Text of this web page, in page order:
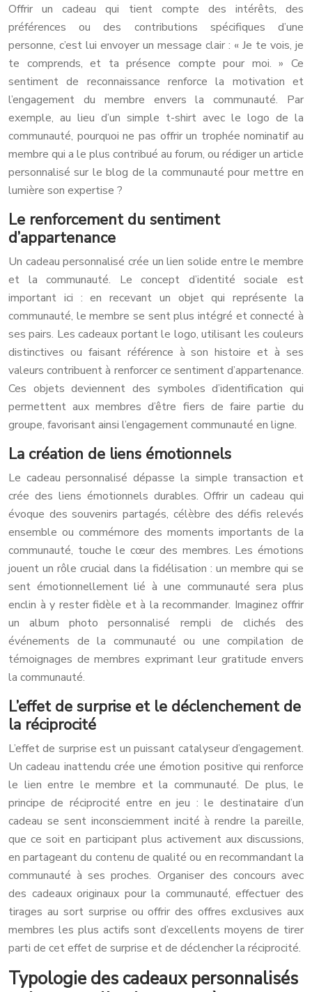
Offrir un cadeau qui tient compte des intérêts, des
préférences ou des contributions spécifiques d’une
personne, c’est lui envoyer un message clair : « Je te vois, je
te comprends, et ta présence compte pour moi. » Ce
sentiment de reconnaissance renforce la motivation et
l’engagement du membre envers la communauté. Par
exemple, au lieu d’un simple t-shirt avec le logo de la
communauté, pourquoi ne pas offrir un trophée nominatif au
membre qui a le plus contribué au forum, ou rédiger un article
personnalisé sur le blog de la communauté pour mettre en
lumière son expertise ?
Le renforcement du sentiment
d’appartenance
Un cadeau personnalisé crée un lien solide entre le membre
et la communauté. Le concept d’identité sociale est
important ici : en recevant un objet qui représente la
communauté, le membre se sent plus intégré et connecté à
ses pairs. Les cadeaux portant le logo, utilisant les couleurs
distinctives ou faisant référence à son histoire et à ses
valeurs contribuent à renforcer ce sentiment d’appartenance.
Ces objets deviennent des symboles d’identification qui
permettent aux membres d’être fiers de faire partie du
groupe, favorisant ainsi l’engagement communauté en ligne.
La création de liens émotionnels
Le cadeau personnalisé dépasse la simple transaction et
crée des liens émotionnels durables. Offrir un cadeau qui
évoque des souvenirs partagés, célèbre des défis relevés
ensemble ou commémore des moments importants de la
communauté, touche le cœur des membres. Les émotions
jouent un rôle crucial dans la fidélisation : un membre qui se
sent émotionnellement lié à une communauté sera plus
enclin à y rester fidèle et à la recommander. Imaginez offrir
un album photo personnalisé rempli de clichés des
événements de la communauté ou une compilation de
témoignages de membres exprimant leur gratitude envers
la communauté.
L’effet de surprise et le déclenchement de
la réciprocité
L’effet de surprise est un puissant catalyseur d’engagement.
Un cadeau inattendu crée une émotion positive qui renforce
le lien entre le membre et la communauté. De plus, le
principe de réciprocité entre en jeu : le destinataire d’un
cadeau se sent inconsciemment incité à rendre la pareille,
que ce soit en participant plus activement aux discussions,
en partageant du contenu de qualité ou en recommandant la
communauté à ses proches. Organiser des concours avec
des cadeaux originaux pour la communauté, effectuer des
tirages au sort surprise ou offrir des offres exclusives aux
membres les plus actifs sont d’excellents moyens de tirer
parti de cet effet de surprise et de déclencher la réciprocité.
Typologie des cadeaux personnalisés